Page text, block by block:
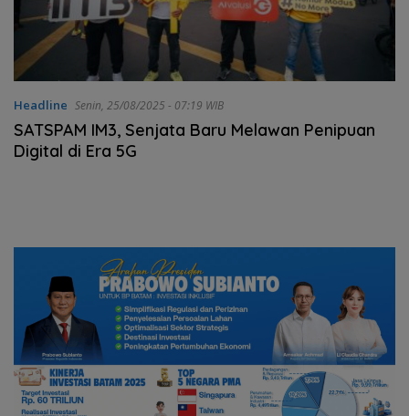
Headline Senin, 25/08/2025 - 07:19 WIB
SATSPAM IM3, Senjata Baru Melawan Penipuan
Digital di Era 5G